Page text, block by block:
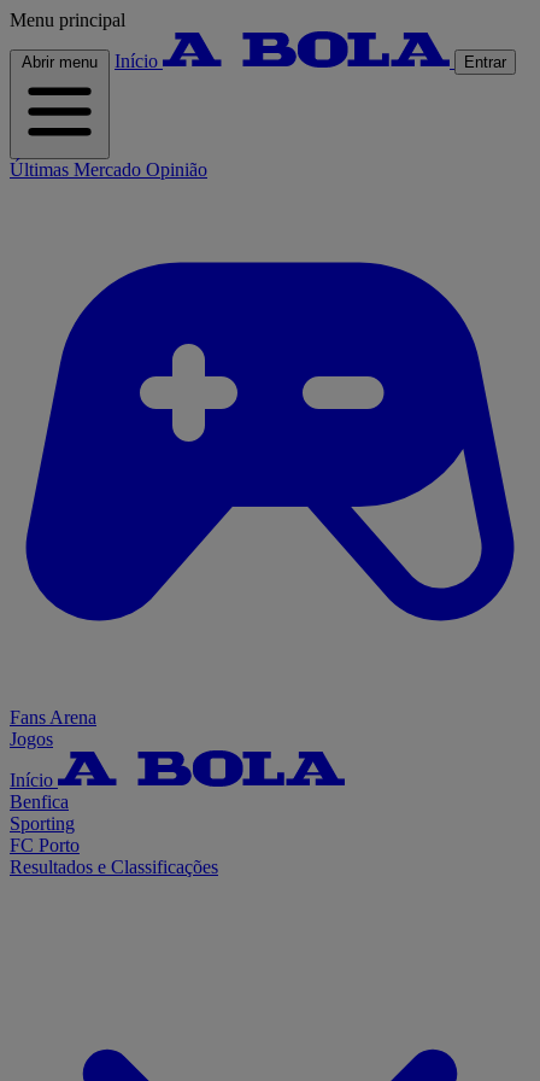
Menu principal
Abrir menu Início Entrar
Últimas Mercado Opinião
Fans Arena
Jogos
Início
Benfica
Sporting
FC Porto
Resultados e Classificações